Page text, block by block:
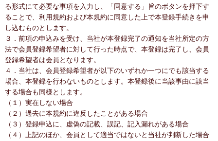
る形式にて必要な事項を入力し、「同意する」旨のボタンを押下す
ることで、利用規約および本規約に同意した上で本登録手続きを申
し込むものとします。
３．前項の申込みを受け、当社が本登録完了の通知を当社所定の方
法で会員登録希望者に対して行った時点で、本登録は完了し、会員
登録希望者は会員となります。
４．当社は、会員登録希望者が以下のいずれか一つにでも該当する
場合、本登録を行わないものとします。本登録後に当該事由に該当
する場合も同様とします。
（１）実在しない場合
（２）過去に本規約に違反したことがある場合
（３）登録申込に、虚偽の記載、誤記、記入漏れがある場合
（４）上記のほか、会員として適当ではないと当社が判断した場合